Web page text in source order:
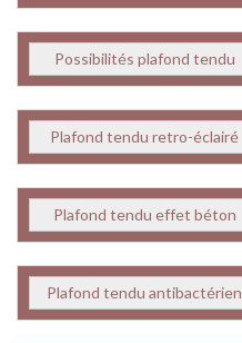
Possibilités plafond tendu
Plafond tendu retro-éclairé
Plafond tendu effet béton
Plafond tendu antibactérien